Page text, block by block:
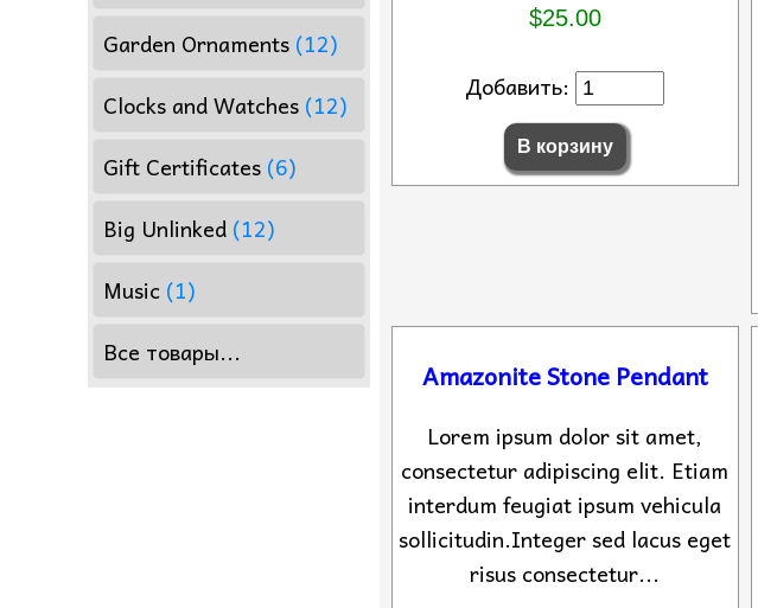
Garden Ornaments (12)
Clocks and Watches (12)
Gift Certificates (6)
Big Unlinked (12)
Music (1)
Все товары...
$25.00
Добавить:
Amazonite Stone Pendant
Lorem ipsum dolor sit amet,
consectetur adipiscing elit. Etiam
interdum feugiat ipsum vehicula
sollicitudin.Integer sed lacus eget
risus consectetur...